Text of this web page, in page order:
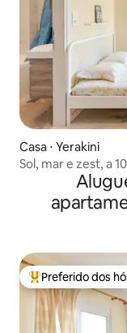
Casa ⋅ Yerakini
Sol, mar e zest, a
Entre os melhores
Preferido dos